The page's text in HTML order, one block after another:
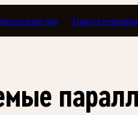
Города вещания